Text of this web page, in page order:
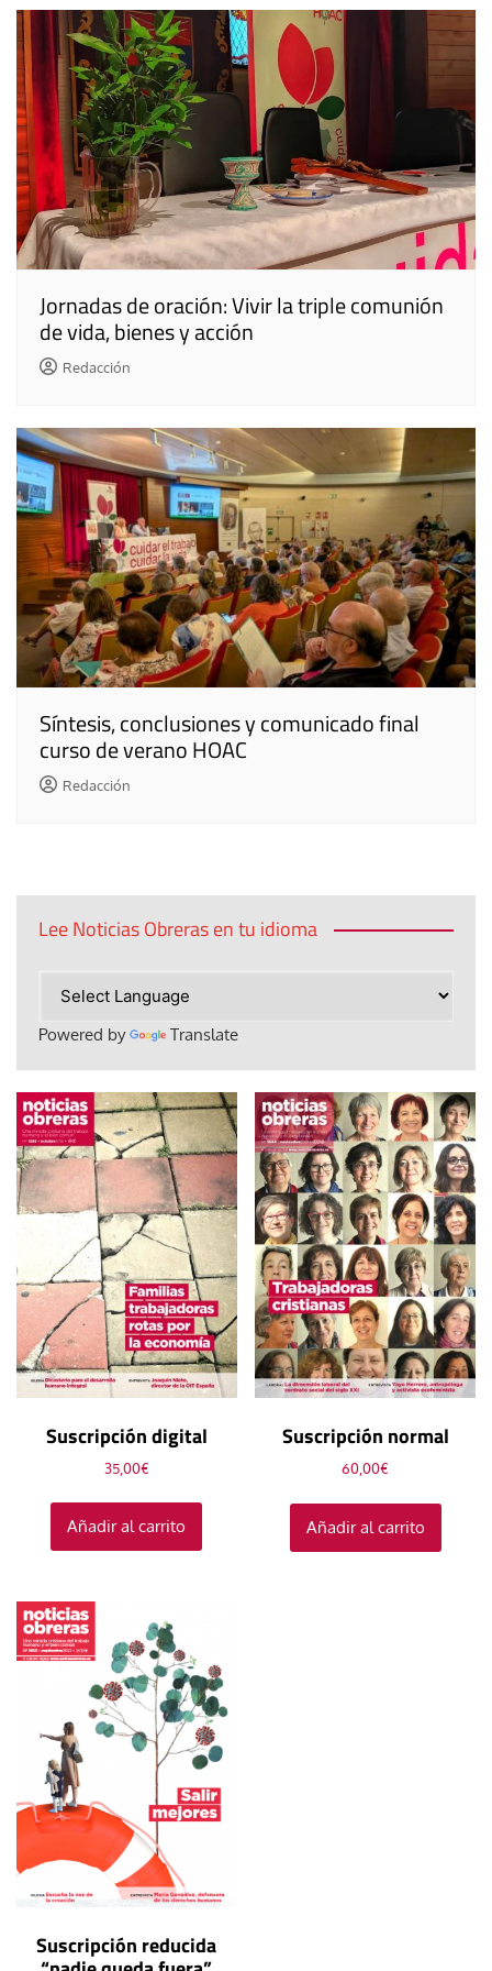
Jornadas de oración: Vivir la triple comunión
de vida, bienes y acción
Redacción
Síntesis, conclusiones y comunicado final
curso de verano HOAC
Redacción
Lee Noticias Obreras en tu idioma
Powered by Translate
Suscripción digital
35,00€
Añadir al carrito
Suscripción normal
60,00€
Añadir al carrito
Suscripción reducida